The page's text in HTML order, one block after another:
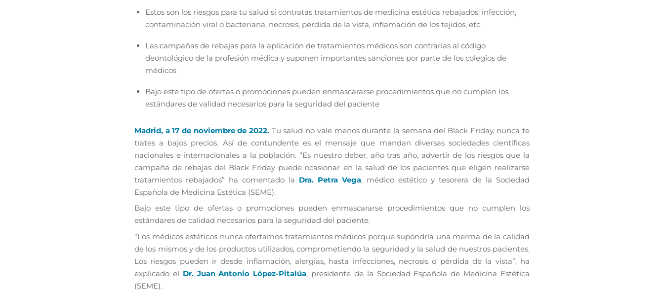
Estos son los riesgos para tu salud si contratas tratamientos de medicina estética rebajados: infección,
contaminación viral o bacteriana, necrosis, pérdida de la vista, inflamación de los tejidos, etc.
Las campañas de rebajas para la aplicación de tratamientos médicos son contrarias al código
deontológico de la profesión médica y suponen importantes sanciones por parte de los colegios de
médicos
Bajo este tipo de ofertas o promociones pueden enmascararse procedimientos que no cumplen los
estándares de validad necesarios para la seguridad del paciente
Madrid, a 17 de noviembre de 2022. Tu salud no vale menos durante la semana del Black Friday, nunca te
trates a bajos precios. Así de contundente es el mensaje que mandan diversas sociedades científicas
nacionales e internacionales a la población. “Es nuestro deber, año tras año, advertir de los riesgos que la
campaña de rebajas del Black Friday puede ocasionar en la salud de los pacientes que eligen realizarse
tratamientos rebajados” ha comentado la Dra. Petra Vega, médico estético y tesorera de la Sociedad
Española de Medicina Estética (SEME).
Bajo este tipo de ofertas o promociones pueden enmascararse procedimientos que no cumplen los
estándares de calidad necesarios para la seguridad del paciente.
“Los médicos estéticos nunca ofertamos tratamientos médicos porque supondría una merma de la calidad
de los mismos y de los productos utilizados, comprometiendo la seguridad y la salud de nuestros pacientes.
Los riesgos pueden ir desde inflamación, alergias, hasta infecciones, necrosis o pérdida de la vista”, ha
explicado el Dr. Juan Antonio López-Pitalúa, presidente de la Sociedad Española de Medicina Estética
(SEME).